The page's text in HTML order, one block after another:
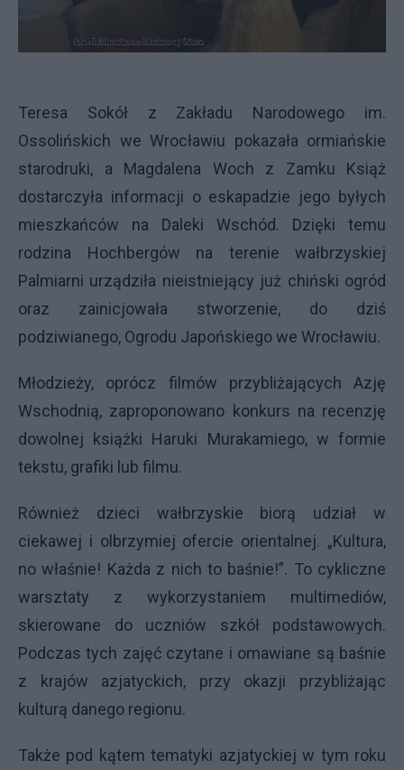
Teresa Sokół z Zakładu Narodowego im.
Ossolińskich we Wrocławiu pokazała ormiańskie
starodruki, a Magdalena Woch z Zamku Książ
dostarczyła informacji o eskapadzie jego byłych
mieszkańców na Daleki Wschód. Dzięki temu
rodzina Hochbergów na terenie wałbrzyskiej
Palmiarni urządziła nieistniejący już chiński ogród
oraz zainicjowała stworzenie, do dziś
podziwianego, Ogrodu Japońskiego we Wrocławiu.
Młodzieży, oprócz filmów przybliżających Azję
Wschodnią, zaproponowano konkurs na recenzję
dowolnej książki Haruki Murakamiego, w formie
tekstu, grafiki lub filmu.
Również dzieci wałbrzyskie biorą udział w
ciekawej i olbrzymiej ofercie orientalnej. „Kultura,
no właśnie! Każda z nich to baśnie!”. To cykliczne
warsztaty z wykorzystaniem multimediów,
skierowane do uczniów szkół podstawowych.
Podczas tych zajęć czytane i omawiane są baśnie
z krajów azjatyckich, przy okazji przybliżając
kulturą danego regionu.
Także pod kątem tematyki azjatyckiej w tym roku